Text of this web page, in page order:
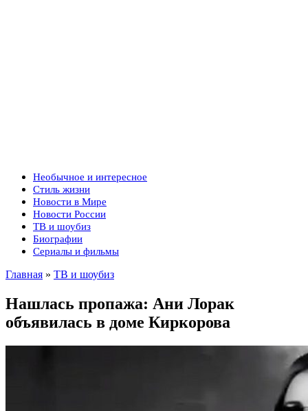
Необычное и интересное
Стиль жизни
Новости в Мире
Новости России
ТВ и шоубиз
Биографии
Сериалы и фильмы
Главная » ТВ и шоубиз
Нашлась пропажа: Ани Лорак
объявилась в доме Киркорова